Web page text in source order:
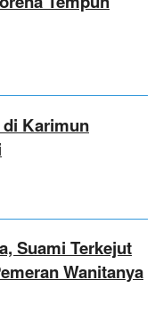
di Karimun
Suami Terkejut
Wanitanya